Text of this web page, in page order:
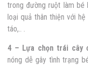
trong đường ruột làm bé
loại quả thân thiện với
táo,.. .
4 – Lựa chọn trái cây
nóng dễ gây tình trạng